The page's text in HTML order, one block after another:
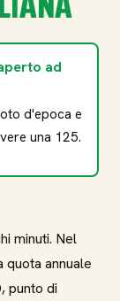
ad
d'epoca e
una 125.
minuti. Nel
annuale
punto di